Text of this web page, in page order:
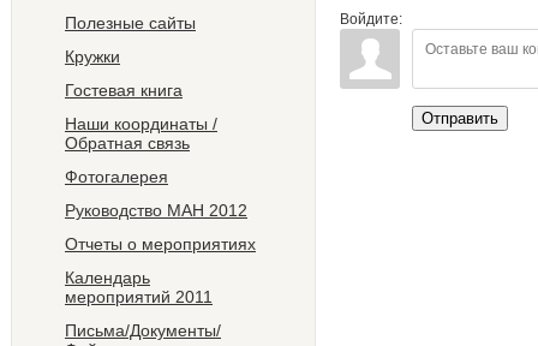
Полезные сайты
Кружки
Гостевая книга
Наши координаты /
Обратная связь
Фотогалерея
Руководство МАН 2012
Отчеты о мероприятиях
Календарь
мероприятий 2011
Письма/Документы/
Войдите:
Отправить